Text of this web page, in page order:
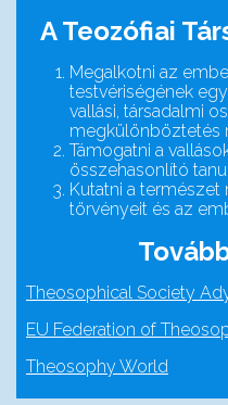
A Teozófiai
Megalkotni az
testvériségének
vallási, társadalmi
megkülönböztetés
Támogatni a
összehasonlító
Kutatni a
törvényeit és az
Theosophical Society
EU Federation of
Theosophy World